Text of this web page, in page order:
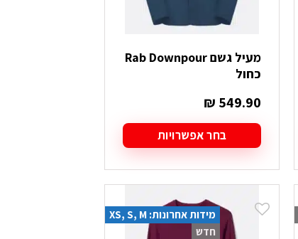
מעיל גשם Rab Downpour
כחול
₪ 549.90
בחר אפשרויות
למוצר
זה
יש
מספר
סוגים.
מידות אחרונות: XS, S, M
חדש